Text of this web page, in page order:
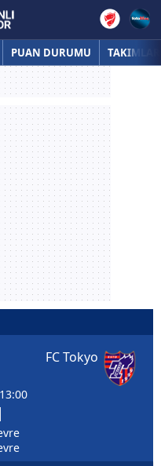
PUAN DURUMU TAKIMLAR
FC Tokyo